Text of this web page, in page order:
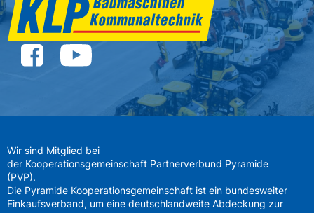
Wir sind Mitglied bei
der Kooperationsgemeinschaft Partnerverbund Pyramide
(PVP).
Die Pyramide Kooperationsgemeinschaft ist ein bundesweiter
Einkaufsverband, um eine deutschlandweite Abdeckung zur